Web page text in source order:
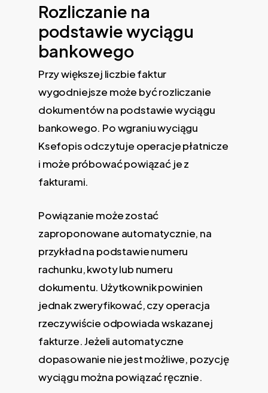
Rozliczanie na
podstawie wyciągu
bankowego
Przy większej liczbie faktur
wygodniejsze może być rozliczanie
dokumentów na podstawie wyciągu
bankowego. Po wgraniu wyciągu
Ksefopis odczytuje operacje płatnicze
i może próbować powiązać je z
fakturami.
Powiązanie może zostać
zaproponowane automatycznie, na
przykład na podstawie numeru
rachunku, kwoty lub numeru
dokumentu. Użytkownik powinien
jednak zweryfikować, czy operacja
rzeczywiście odpowiada wskazanej
fakturze. Jeżeli automatyczne
dopasowanie nie jest możliwe, pozycję
wyciągu można powiązać ręcznie.